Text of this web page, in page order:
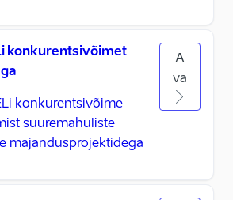
konkurentsivõimet
konkurentsivõime
suuremahuliste
majandusprojektidega
A
va